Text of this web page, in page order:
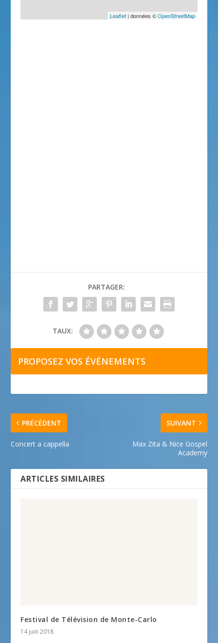
Leaflet| données ©OpenStreetMap
PARTAGER:
TAUX:
PROPOSEZ VOS ÉVÉNEMENTS
PRÉCÉDENT
Concert a cappella
SUIVANT
Max Zita & Nice Gospel
Academy
ARTICLES SIMILAIRES
Festival de Télévision de Monte-Carlo
14 juin 2018